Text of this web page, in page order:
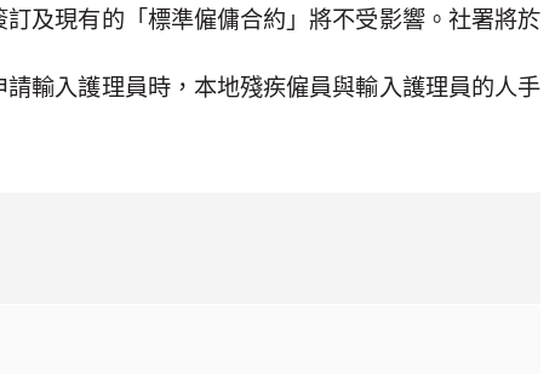
及現有的「標準僱傭合約」將不受影響。社署將於
輸入護理員時，本地殘疾僱員與輸入護理員的人手